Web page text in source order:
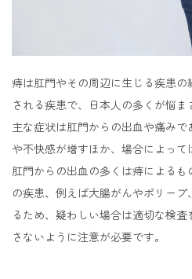
痔は肛門やその周辺に生じる疾患の
される疾患で、日本人の多くが悩ま
主な症状は肛門からの出血や痛み
や不快感が増すほか、場合によって
肛門からの出血の多くは痔による
の疾患、例えば大腸がんやポリー
るため、疑わしい場合は適切な検
さないように注意が必要です。